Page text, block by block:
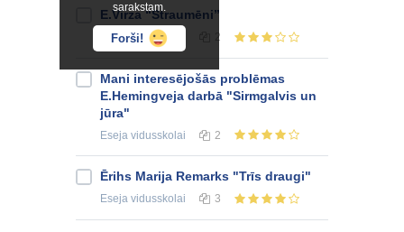
sarakstam.
Forši!
E.Virza “Straumēni”
Esejavidusskolai 2
Mani interesējošās problēmas
E.Hemingveja darbā "Sirmgalvis un
jūra"
Eseja vidusskolai 2
Ērihs Marija Remarks "Trīs draugi"
Eseja vidusskolai 3